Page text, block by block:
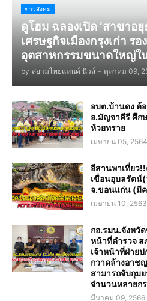
ข่าวสังคม
ดูโฮม ฉลองเปิด ‘สาขาอ
เศรษฐกิจเมืองกรุงเก่า ร
อุตสาหกรรมขนาดใหญ่ใ
by สยามไทยแลนด์ นิวส์ - ตุลาคม 09,
อบต.บ้านดง ต้
อ.มัญจาคีรี ศึก
ห้วยทราย
เมษายน 05, 2564
อีสานพาเที่ยว
เขื่อนอุบลรัตน์(
จ.ขอนแก่น (มี
เมษายน 10, 2563
กอ.รมน.จังหวั
หน้าที่ตำรวจ ส
เจ้าหน้าที่ฝ่าย
กวาดล้างอาช
สามารถจับกุม
จำนวนหลายก
มีนาคม 09, 2566